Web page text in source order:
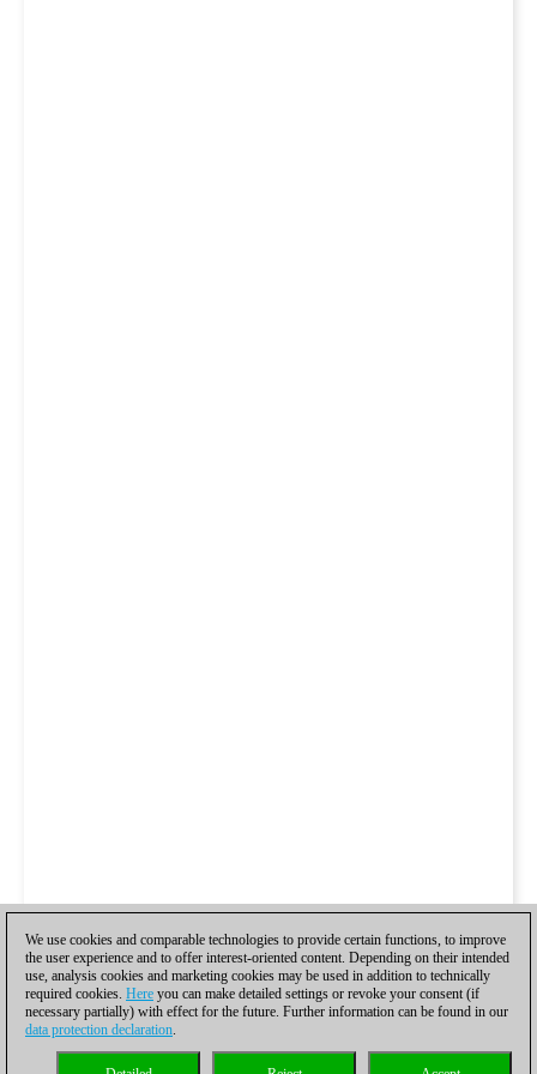
We use cookies and comparable technologies to provide certain functions, to improve
the user experience and to offer interest-oriented content. Depending on their intended
use, analysis cookies and marketing cookies may be used in addition to technically
required cookies. Here you can make detailed settings or revoke your consent (if
necessary partially) with effect for the future. Further information can be found in our
data protection declaration.